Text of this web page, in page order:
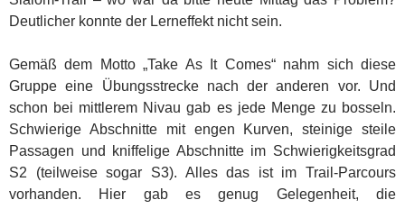
Deutlicher konnte der Lerneffekt nicht sein.
Gemäß dem Motto „Take As It Comes“ nahm sich diese
Gruppe eine Übungsstrecke nach der anderen vor. Und
schon bei mittlerem Nivau gab es jede Menge zu bosseln.
Schwierige Abschnitte mit engen Kurven, steinige steile
Passagen und kniffelige Abschnitte im Schwierigkeitsgrad
S2 (teilweise sogar S3). Alles das ist im Trail-Parcours
vorhanden. Hier gab es genug Gelegenheit, die